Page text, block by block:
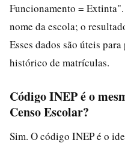
Funcionamento =
nome da escola; o
Esses dados são úteis
histórico de matrículas.
Código INEP é o
Censo Escolar?
Sim. O código INEP é o